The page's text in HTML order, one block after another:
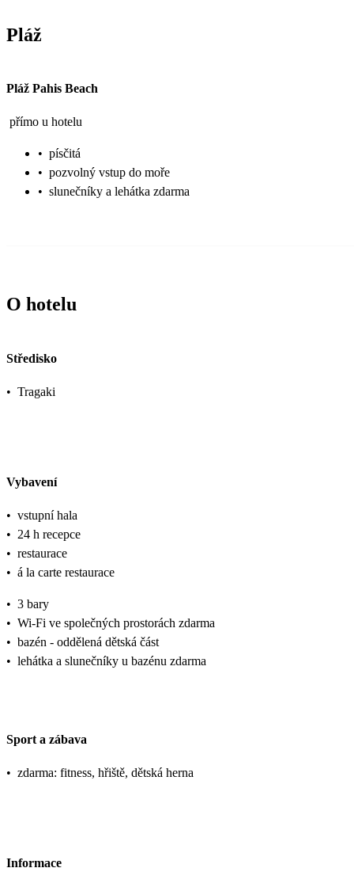
Pláž
Pláž Pahis Beach
přímo u hotelu
• písčitá
• pozvolný vstup do moře
• slunečníky a lehátka zdarma
O hotelu
Středisko
• Tragaki
Vybavení
• vstupní hala
• 24 h recepce
• restaurace
• á la carte restaurace
• 3 bary
• Wi-Fi ve společných prostorách zdarma
• bazén - oddělená dětská část
• lehátka a slunečníky u bazénu zdarma
Sport a zábava
• zdarma: fitness, hřiště, dětská herna
Informace